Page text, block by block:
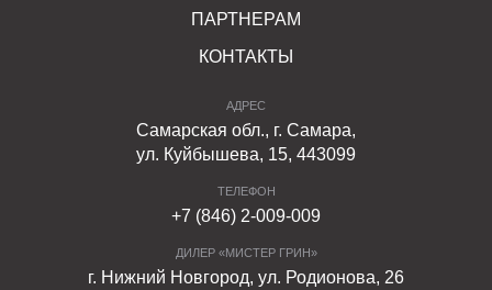
ПАРТНЕРАМ
КОНТАКТЫ
АДРЕС
Самарская обл., г. Самара,
ул. Куйбышева, 15, 443099
ТЕЛЕФОН
+7 (846) 2-009-009
ДИЛЕР «МИСТЕР ГРИН»
г. Нижний Новгород, ул. Родионова, 26